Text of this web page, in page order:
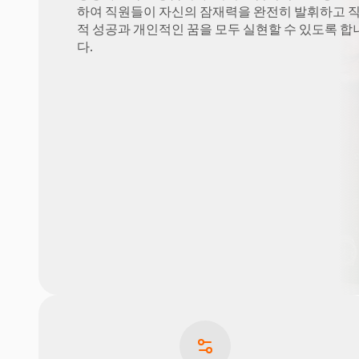
하여 직원들이 자신의 잠재력을 완전히 발휘하고
적 성공과 개인적인 꿈을 모두 실현할 수 있도록 합
다.